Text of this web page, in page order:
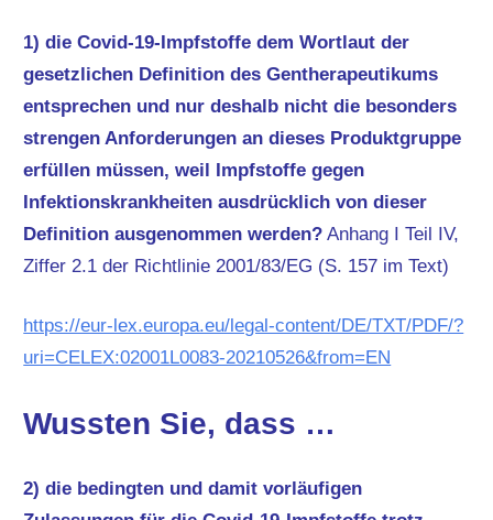
1) die Covid-19-Impfstoffe dem Wortlaut der
gesetzlichen Definition des Gentherapeutikums
entsprechen und nur deshalb nicht die besonders
strengen Anforderungen an dieses Produktgruppe
erfüllen müssen, weil Impfstoffe gegen
Infektionskrankheiten ausdrücklich von dieser
Definition ausgenommen werden? Anhang I Teil IV,
Ziffer 2.1 der Richtlinie 2001/83/EG (S. 157 im Text)
https://eur-lex.europa.eu/legal-content/DE/TXT/PDF/?
uri=CELEX:02001L0083-20210526&from=EN
Wussten Sie, dass …
2) die bedingten und damit vorläufigen